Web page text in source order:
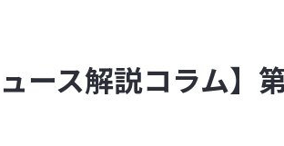
ュース解説コラム